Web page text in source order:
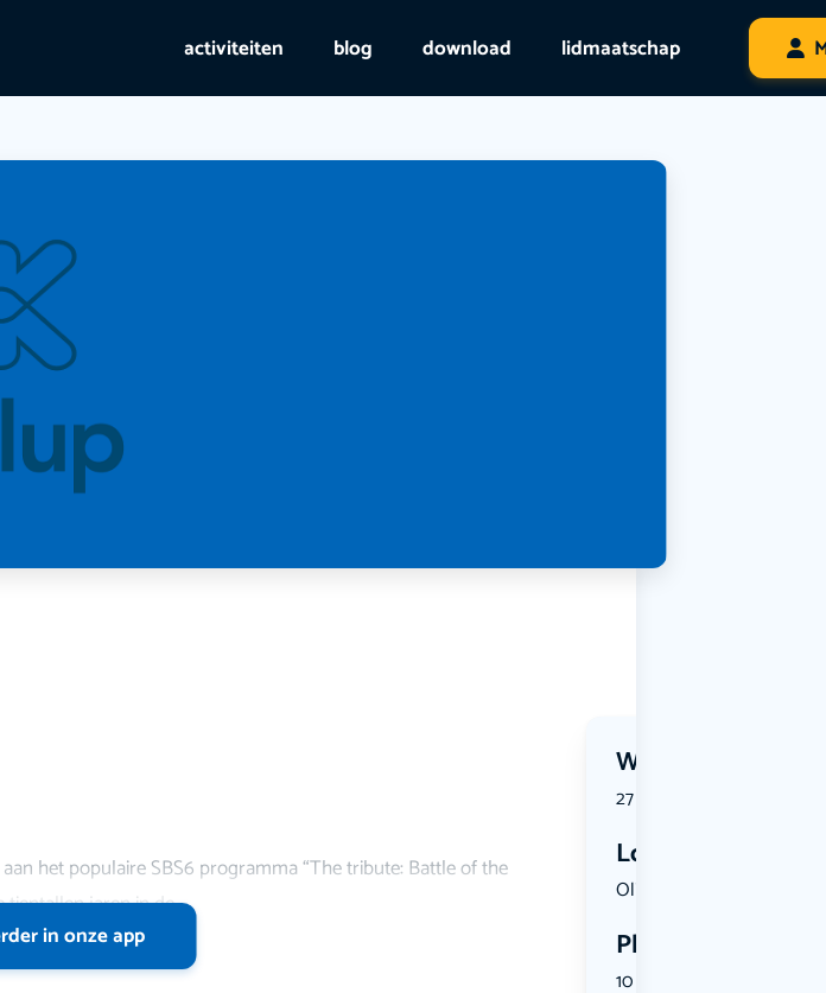
activiteiten blog download lidmaatschap
Wanneer?
27 November 2026 | 19:25
Locatie
Oliemolens...
Plekken
10 plekken beschikbaar
het populaire SBS6 programma “The tribute: Battle of the
tientallen jaren in de
in onze app